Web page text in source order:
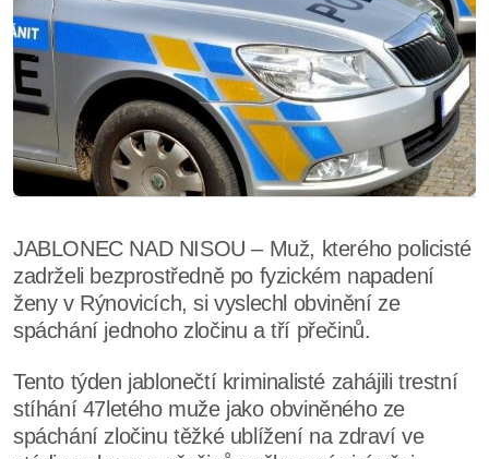
JABLONEC NAD NISOU – Muž, kterého policisté
zadrželi bezprostředně po fyzickém napadení
ženy v Rýnovicích, si vyslechl obvinění ze
spáchání jednoho zločinu a tří přečinů.
Tento týden jablonečtí kriminalisté zahájili trestní
stíhání 47letého muže jako obviněného ze
spáchání zločinu těžké ublížení na zdraví ve